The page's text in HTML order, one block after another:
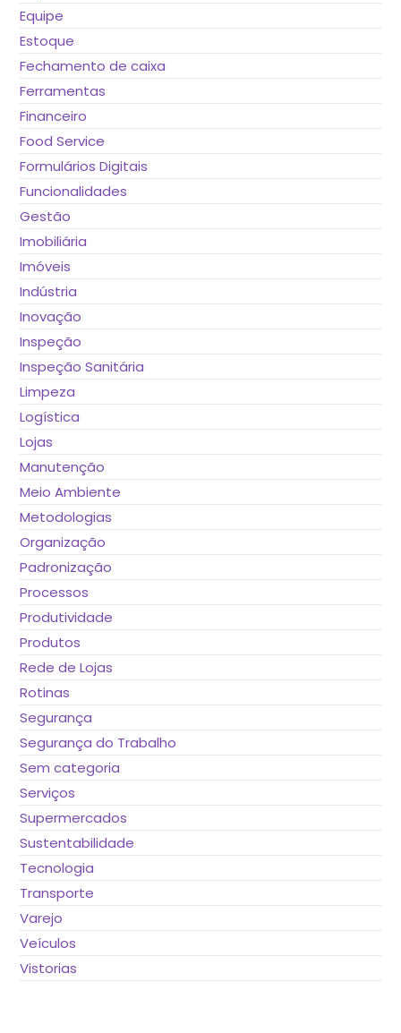
Equipe
Estoque
Fechamento de caixa
Ferramentas
Financeiro
Food Service
Formulários Digitais
Funcionalidades
Gestão
Imobiliária
Imóveis
Indústria
Inovação
Inspeção
Inspeção Sanitária
Limpeza
Logística
Lojas
Manutenção
Meio Ambiente
Metodologias
Organização
Padronização
Processos
Produtividade
Produtos
Rede de Lojas
Rotinas
Segurança
Segurança do Trabalho
Sem categoria
Serviços
Supermercados
Sustentabilidade
Tecnologia
Transporte
Varejo
Veículos
Vistorias